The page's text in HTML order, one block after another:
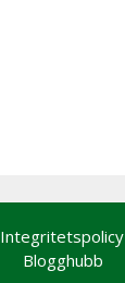
Integritetspolicy
Blogghubb